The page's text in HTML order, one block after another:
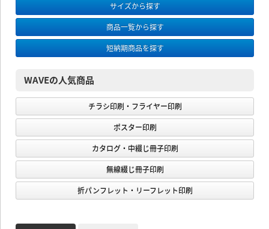
サイズから探す
商品一覧から探す
短納期商品を探す
WAVEの人気商品
チラシ印刷・フライヤー印刷
ポスター印刷
カタログ・中綴じ冊子印刷
無線綴じ冊子印刷
折パンフレット・リーフレット印刷